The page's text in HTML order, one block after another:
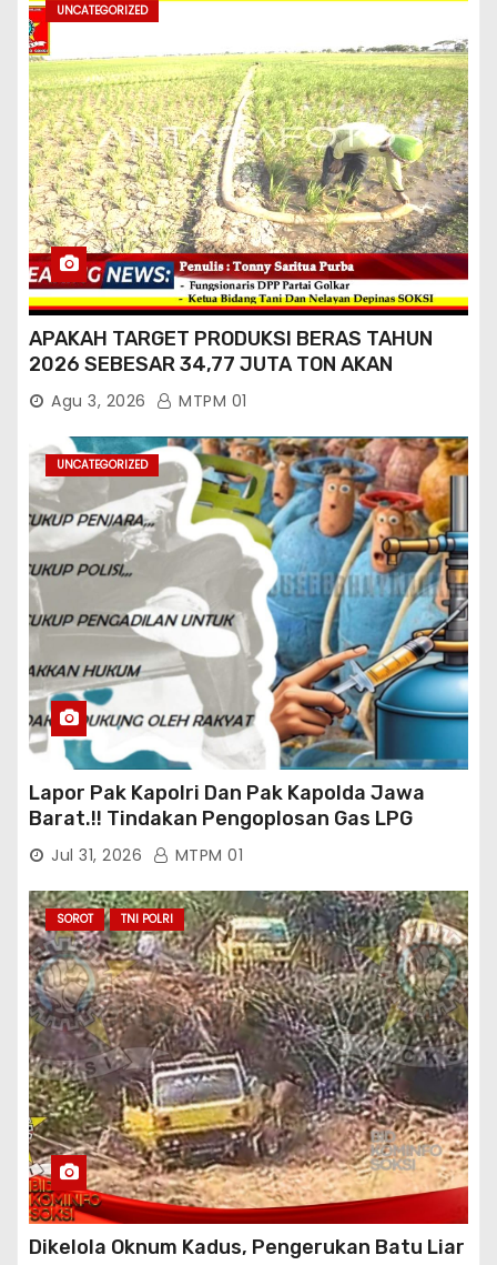
UNCATEGORIZED
APAKAH TARGET PRODUKSI BERAS TAHUN
2026 SEBESAR 34,77 JUTA TON AKAN
TERCAPAI ?
Agu 3, 2026 MTPM 01
UNCATEGORIZED
Lapor Pak Kapolri Dan Pak Kapolda Jawa
Barat.!! Tindakan Pengoplosan Gas LPG
Bersubsidi Marak Terjadi Di Kabupaten Bogor
Persisnya di Babakan Madang: Tim
Aktifis/Jurnalis Meminta Pimpinan Polri Beri
Atensi Penindakan Sampai Penangkapan
Terhadap Pelaku
Jul 31, 2026 MTPM 01
SOROT TNI POLRI
Dikelola Oknum Kadus, Pengerukan Batu Liar